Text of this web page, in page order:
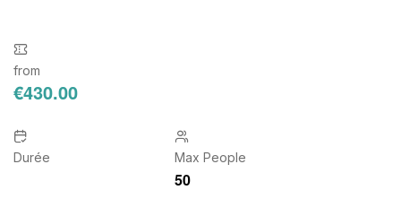
from
€430.00
Durée Max People
50